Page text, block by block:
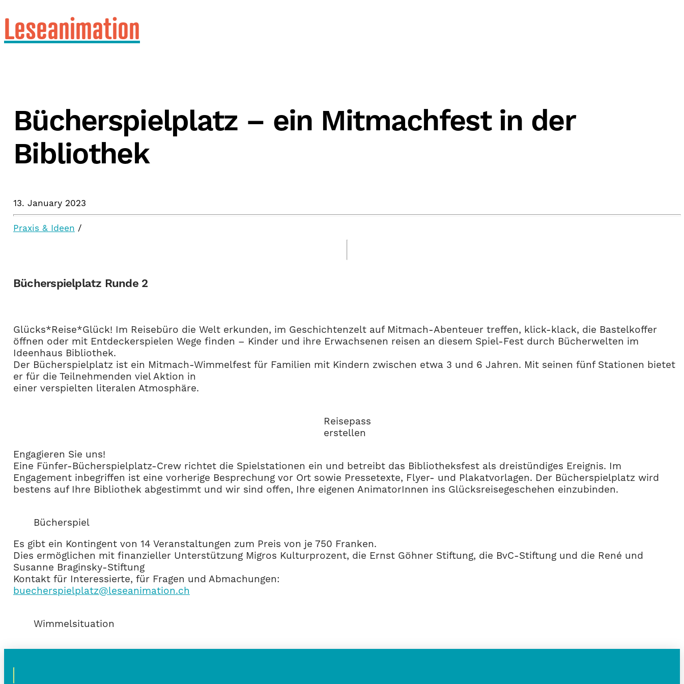
Leseanimation
Bücherspielplatz – ein Mitmachfest in der
Bibliothek
13. January 2023
Praxis & Ideen /
Bücherspielplatz Runde 2
Glücks*Reise*Glück! Im Reisebüro die Welt erkunden, im Geschichtenzelt auf Mitmach-Abenteuer treffen, klick-klack, die Bastelkoffer
öffnen oder mit Entdeckerspielen Wege finden – Kinder und ihre Erwachsenen reisen an diesem Spiel-Fest durch Bücherwelten im
Ideenhaus Bibliothek.
Der Bücherspielplatz ist ein Mitmach-Wimmelfest für Familien mit Kindern zwischen etwa 3 und 6 Jahren. Mit seinen fünf Stationen bietet
er für die Teilnehmenden viel Aktion in
einer verspielten literalen Atmosphäre.
Reisepass
erstellen
Engagieren Sie uns!
Eine Fünfer-Bücherspielplatz-Crew richtet die Spielstationen ein und betreibt das Bibliotheksfest als dreistündiges Ereignis. Im
Engagement inbegriffen ist eine vorherige Besprechung vor Ort sowie Pressetexte, Flyer- und Plakatvorlagen. Der Bücherspielplatz wird
bestens auf Ihre Bibliothek abgestimmt und wir sind offen, Ihre eigenen AnimatorInnen ins Glücksreisegeschehen einzubinden.
Bücherspiel
Es gibt ein Kontingent von 14 Veranstaltungen zum Preis von je 750 Franken.
Dies ermöglichen mit finanzieller Unterstützung Migros Kulturprozent, die Ernst Göhner Stiftung, die BvC-Stiftung und die René und
Susanne Braginsky-Stiftung
Kontakt für Interessierte, für Fragen und Abmachungen:
buecherspielplatz@leseanimation.ch
Wimmelsituation